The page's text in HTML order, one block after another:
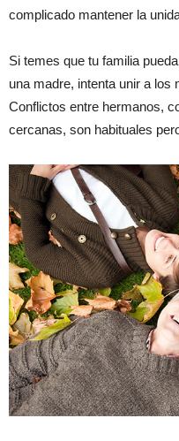
complicado mantener la
Si temes que tu familia
una madre, intenta unir a los
Conflictos entre hermanos,
cercanas, son habituales